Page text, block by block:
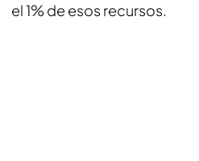
el 1% de esos recursos.